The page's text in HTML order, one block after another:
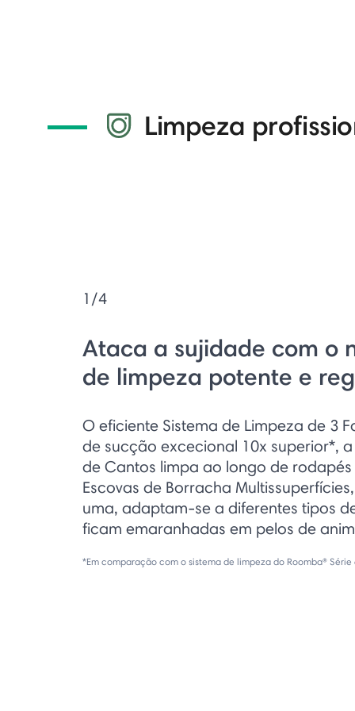
Limpeza
1/4
Ataca a sujidade com o
de limpeza potente e
O eficiente Sistema de Limpeza de 3
de sucção excecional 10x superior*,
de Cantos limpa ao longo de
Escovas de Borracha
uma, adaptam-se a diferentes tipos
ficam emaranhadas em pelos de
*Em comparação com o sistema de limpeza do Roomba® Série